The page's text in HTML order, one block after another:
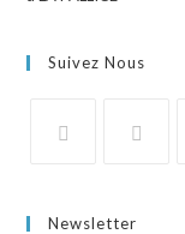
Suivez Nous
Newsletter